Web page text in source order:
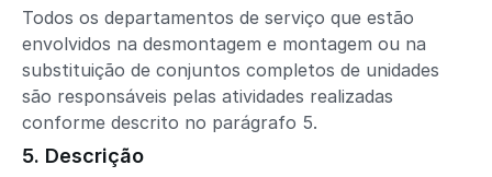
Todos os departamentos de serviço que estão
envolvidos na desmontagem e montagem ou na
substituição de conjuntos completos de unidades
são responsáveis pelas atividades realizadas
conforme descrito no parágrafo 5.
5. Descrição